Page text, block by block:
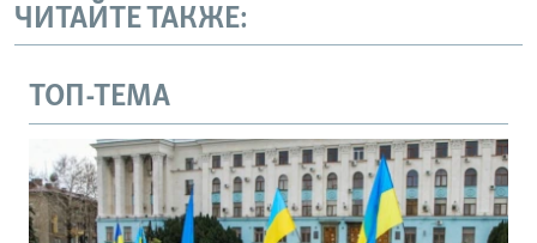
ЧИТАЙТЕ ТАКЖЕ:
ТОП-ТЕМА